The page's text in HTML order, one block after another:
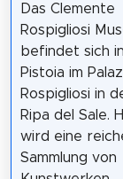
Das Clemente
Rospigliosi
befindet sich in
Pistoia im
Rospigliosi in
Ripa del Sale.
wird eine
Sammlung von